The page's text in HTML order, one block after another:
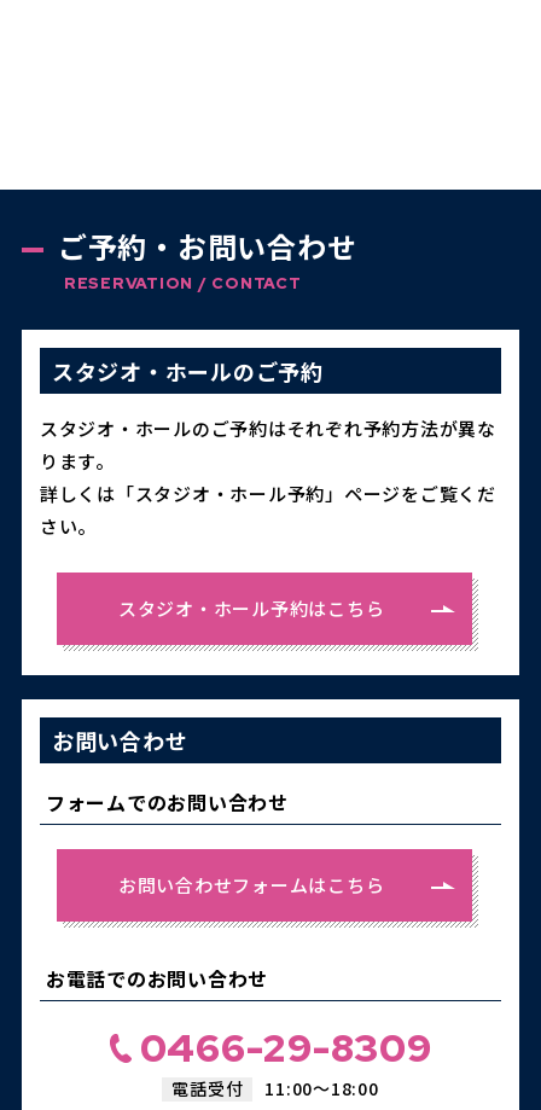
ご予約・お問い合わせ
RESERVATION / CONTACT
スタジオ・ホールのご予約
スタジオ・ホールのご予約はそれぞれ予約方法が異な
ります。
詳しくは「スタジオ・ホール予約」ページをご覧くだ
さい。
スタジオ・ホール予約はこちら
お問い合わせ
フォームでのお問い合わせ
お問い合わせフォームはこちら
お電話でのお問い合わせ
0466-29-8309
電話受付 11:00～18:00